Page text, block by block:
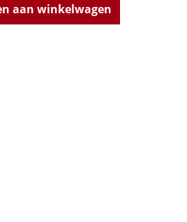
aan winkelwagen